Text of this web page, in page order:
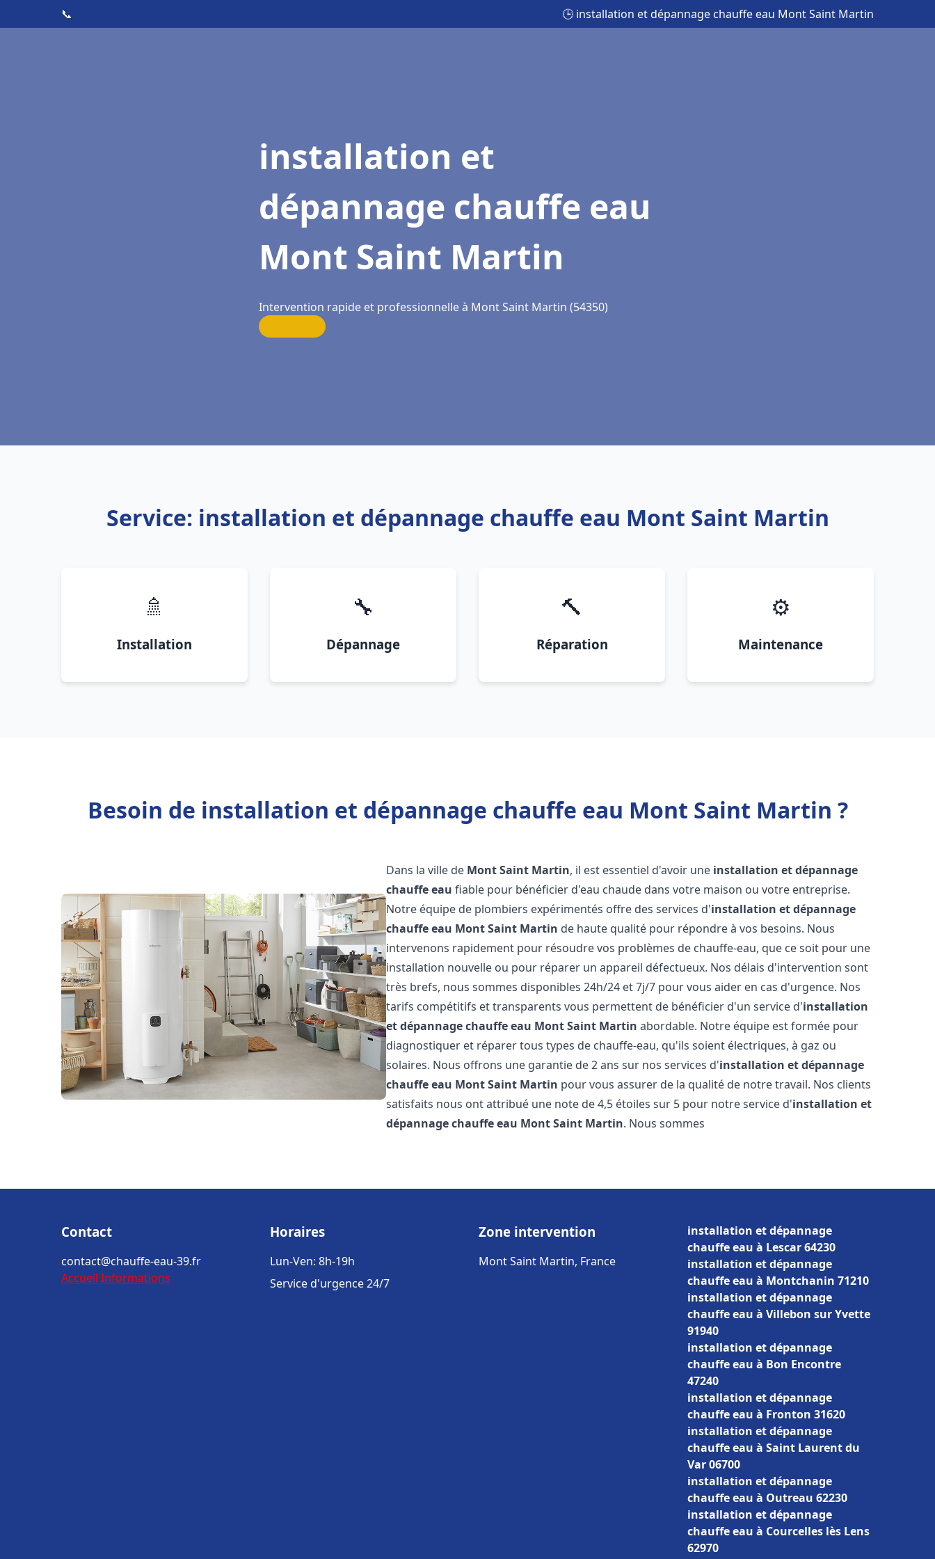
📞 🕒 installation et dépannage chauffe eau Mont Saint Martin
installation et
dépannage chauffe eau
Mont Saint Martin
Intervention rapide et professionnelle à Mont Saint Martin (54350)
Service: installation et dépannage chauffe eau Mont Saint Martin
🚿
Installation
🔧
Dépannage
🔨
Réparation
⚙️
Maintenance
Besoin de installation et dépannage chauffe eau Mont Saint Martin ?
Dans la ville de Mont Saint Martin, il est essentiel d'avoir une installation et dépannage
chauffe eau fiable pour bénéficier d'eau chaude dans votre maison ou votre entreprise.
Notre équipe de plombiers expérimentés offre des services d'installation et dépannage
chauffe eau Mont Saint Martin de haute qualité pour répondre à vos besoins. Nous
intervenons rapidement pour résoudre vos problèmes de chauffe-eau, que ce soit pour une
installation nouvelle ou pour réparer un appareil défectueux. Nos délais d'intervention sont
très brefs, nous sommes disponibles 24h/24 et 7j/7 pour vous aider en cas d'urgence. Nos
tarifs compétitifs et transparents vous permettent de bénéficier d'un service d'installation
et dépannage chauffe eau Mont Saint Martin abordable. Notre équipe est formée pour
diagnostiquer et réparer tous types de chauffe-eau, qu'ils soient électriques, à gaz ou
solaires. Nous offrons une garantie de 2 ans sur nos services d'installation et dépannage
chauffe eau Mont Saint Martin pour vous assurer de la qualité de notre travail. Nos clients
satisfaits nous ont attribué une note de 4,5 étoiles sur 5 pour notre service d'installation et
dépannage chauffe eau Mont Saint Martin. Nous sommes
Contact
contact@chauffe-eau-39.fr
Accueil Informations
Horaires
Lun-Ven: 8h-19h
Service d'urgence 24/7
Zone intervention
Mont Saint Martin, France
installation et dépannage
chauffe eau à Lescar 64230
installation et dépannage
chauffe eau à Montchanin 71210
installation et dépannage
chauffe eau à Villebon sur Yvette
91940
installation et dépannage
chauffe eau à Bon Encontre
47240
installation et dépannage
chauffe eau à Fronton 31620
installation et dépannage
chauffe eau à Saint Laurent du
Var 06700
installation et dépannage
chauffe eau à Outreau 62230
installation et dépannage
chauffe eau à Courcelles lès Lens
62970